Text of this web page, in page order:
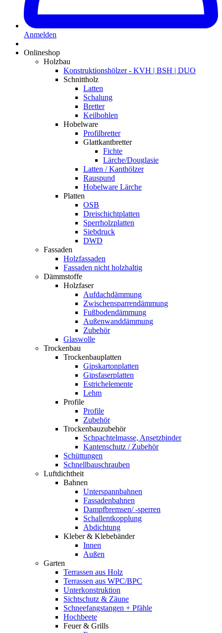
Anmelden
Onlineshop
Holzbau
Konstruktionshölzer - KVH | BSH | DUO
Schnittholz
Latten
Schalung
Bretter
Keilbohlen
Hobelware
Profilbretter
Glattkantbretter
Fichte
Lärche/Douglasie
Latten / Kanthölzer
Rauspund
Hobelware Lärche
Platten
OSB
Dreischichtplatten
Sperrholzplatten
Siebdruck
DWD
Fassaden
Holzfassaden
Fassaden nicht holzhaltig
Dämmstoffe
Holzfaser
Aufdachdämmung
Zwischensparrendämmung
Fußbodendämmung
Außenwanddämmung
Zubehör
Glaswolle
Trockenbau
Trockenbauplatten
Gipskartonplatten
Gipsfaserplatten
Estrichelemente
Lehm
Profile
Profile
Zubehör
Trockenbauzubehör
Schpachtelmasse, Ansetzbinder
Kantenschutz / Zubehör
Schüttungen
Schnellbauschrauben
Luftdichtheit
Bahnen
Unterspannbahnen
Fassadenbahnen
Dampfbremsen/ -sperren
Schallentkopplung
Abdichtung
Kleber & Klebebänder
Innen
Außen
Garten
Terrassen aus Holz
Terrassen aus WPC/BPC
Unterkonstruktion
Sichtschutz & Zäune
Schneefangstangen + Pfähle
Hochbeete
Feuer & Grills